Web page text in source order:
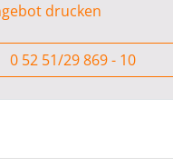
drucken
0 52 51/29 869 - 10